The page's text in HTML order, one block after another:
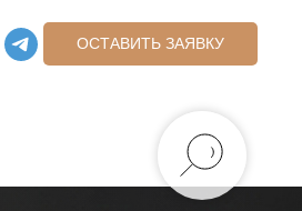
ОСТАВИТЬ ЗАЯВКУ